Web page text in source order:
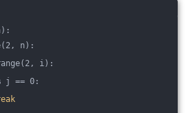
n):
i):
j == 0: